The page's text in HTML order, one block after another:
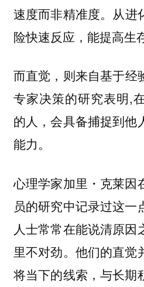
速度而非精准度。从进
险快速反应，能提高生
而直觉 ，则来自基于经
专家决策的研究表明,
的人，会具备捕捉到他
能力。
心理学家加里・克莱因
员的研究中记录过这一
人士常常在能说清原因
里不对劲。他们的直觉
将当下的线索，与长期